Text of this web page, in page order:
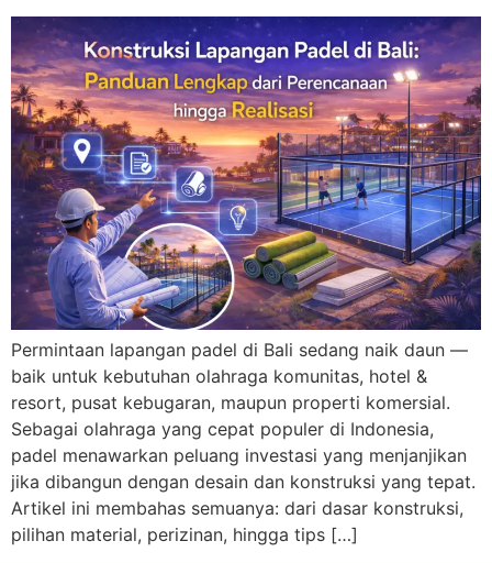
Permintaan lapangan padel di Bali sedang naik daun —
baik untuk kebutuhan olahraga komunitas, hotel &
resort, pusat kebugaran, maupun properti komersial.
Sebagai olahraga yang cepat populer di Indonesia,
padel menawarkan peluang investasi yang menjanjikan
jika dibangun dengan desain dan konstruksi yang tepat.
Artikel ini membahas semuanya: dari dasar konstruksi,
pilihan material, perizinan, hingga tips […]